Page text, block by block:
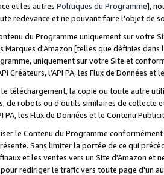
et les autres Politiques du Programme],
redevance et ne pouvant faire l'objet de
du Programme uniquement sur votre
Marques d'Amazon [telles que définies dans
uniquement sur votre Site et
Créateurs, l’API PA, les Flux de Données
téléchargement, la copie ou toute autre
de robots ou d’outils similaires de
PA, les Flux de Données et le Contenu
le Contenu du Programme
Sans limiter la portée de ce qui
et les ventes vers un Site d'Amazon et
rediriger le trafic vers toute page d'un